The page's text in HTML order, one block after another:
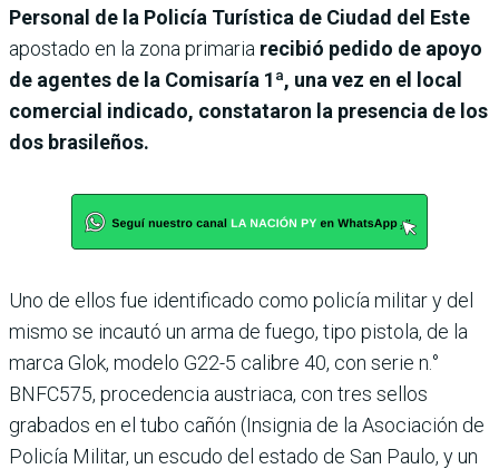
Personal de la Policía Turística de Ciudad del Este
apostado en la zona primaria recibió pedido de apoyo
de agentes de la Comisaría 1ª, una vez en el local
comercial indicado, constataron la presencia de los
dos brasileños.
Uno de ellos fue identificado como policía militar y del
mismo se incautó un arma de fuego, tipo pistola, de la
marca Glok, modelo G22-5 calibre 40, con serie n.°
BNFC575, procedencia austriaca, con tres sellos
grabados en el tubo cañón (Insignia de la Asociación de
Policía Militar, un escudo del estado de San Paulo, y un